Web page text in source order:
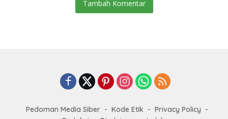
Tambah Komentar
Pedoman Media Siber Kode Etik
Privacy Policy